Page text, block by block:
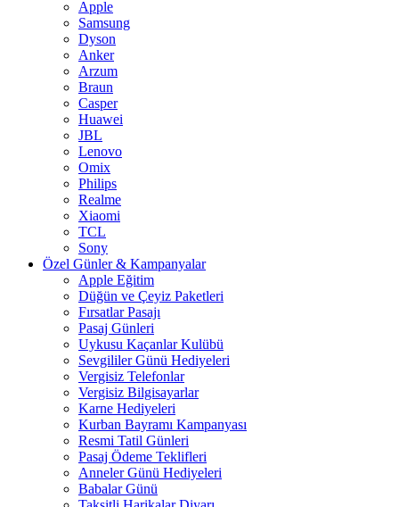
Apple
Samsung
Dyson
Anker
Arzum
Braun
Casper
Huawei
JBL
Lenovo
Omix
Philips
Realme
Xiaomi
TCL
Sony
Özel Günler & Kampanyalar
Apple Eğitim
Düğün ve Çeyiz Paketleri
Fırsatlar Pasajı
Pasaj Günleri
Uykusu Kaçanlar Kulübü
Sevgililer Günü Hediyeleri
Vergisiz Telefonlar
Vergisiz Bilgisayarlar
Karne Hediyeleri
Kurban Bayramı Kampanyası
Resmi Tatil Günleri
Pasaj Ödeme Teklifleri
Anneler Günü Hediyeleri
Babalar Günü